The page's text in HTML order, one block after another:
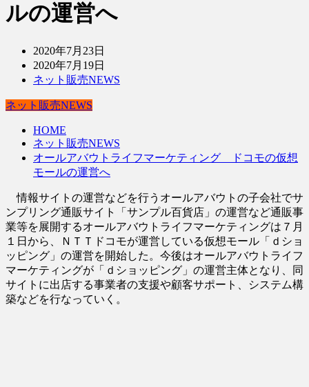
ルの運営へ
2020年7月23日
2020年7月19日
ネット販売NEWS
ネット販売NEWS
HOME
ネット販売NEWS
オールアバウトライフマーケティング ドコモの仮想
モールの運営へ
情報サイトの運営などを行うオールアバウトの子会社でサ
ンプリング通販サイト「サンプル百貨店」の運営など通販事
業等を展開するオールアバウトライフマーケティングは７月
１日から、ＮＴＴドコモが運営している仮想モール「ｄショ
ッピング」の運営を開始した。今後はオールアバウトライフ
マーケティングが「ｄショッピング」の運営主体となり、同
サイトに出店する事業者の支援や顧客サポート、システム構
築などを行なっていく。